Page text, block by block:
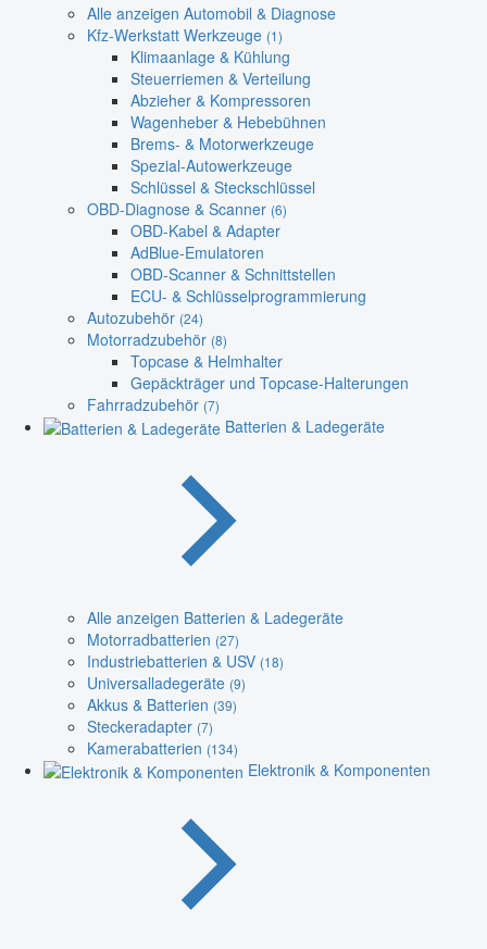
Alle anzeigen Automobil & Diagnose
Kfz-Werkstatt Werkzeuge (1)
Klimaanlage & Kühlung
Steuerriemen & Verteilung
Abzieher & Kompressoren
Wagenheber & Hebebühnen
Brems- & Motorwerkzeuge
Spezial-Autowerkzeuge
Schlüssel & Steckschlüssel
OBD-Diagnose & Scanner (6)
OBD-Kabel & Adapter
AdBlue-Emulatoren
OBD-Scanner & Schnittstellen
ECU- & Schlüsselprogrammierung
Autozubehör (24)
Motorradzubehör (8)
Topcase & Helmhalter
Gepäckträger und Topcase-Halterungen
Fahrradzubehör (7)
Batterien & Ladegeräte
Alle anzeigen Batterien & Ladegeräte
Motorradbatterien (27)
Industriebatterien & USV (18)
Universalladegeräte (9)
Akkus & Batterien (39)
Steckeradapter (7)
Kamerabatterien (134)
Elektronik & Komponenten